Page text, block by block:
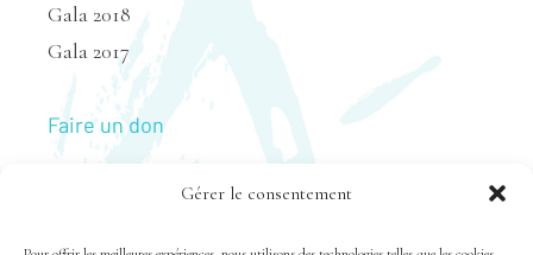
Gérer le consentement
Gala 2018
Gala 2017
Faire un don